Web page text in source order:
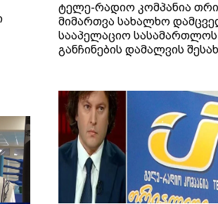
ტელე-რადიო კომპანია
მიმართვა სახალხო
სააპელაციო
განჩინების დამალვის